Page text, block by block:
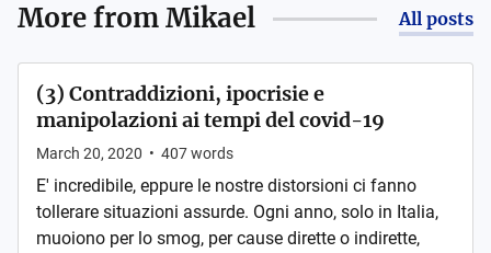
More fromMikael All posts
(3) Contraddizioni, ipocrisie e
manipolazioni ai tempi del covid-19
March 20, 2020 • 407words
E' incredibile, eppure le nostre distorsioni ci fanno
tollerare situazioni assurde. Ogni anno, solo in Italia,
muoiono per lo smog, per cause dirette o indirette,